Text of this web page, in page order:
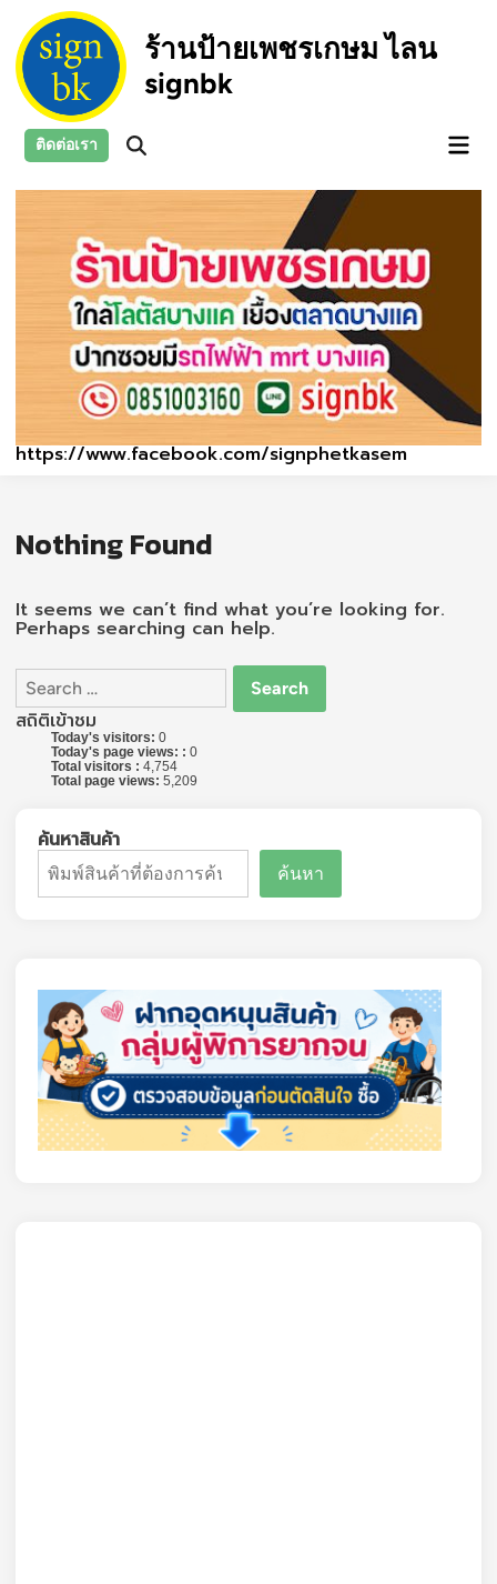
content
ร้านป้ายเพชรเกษม ไลน
signbk
ติดต่อเรา
Open
https://www.facebook.com/signphetkasem
Main
Nothing Found
It seems we can’t find what you’re looking for.
Perhaps searching can help.
Search
for:
สถิติเข้าชม
Today's visitors: 0
Today's page views: : 0
Total visitors : 4,754
Total page views: 5,209
ค้นหาสินค้า
ค้นหา